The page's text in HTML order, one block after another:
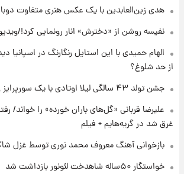
هدی زین‌العابدین با یک عکس هنری متفاوت
نفیسه روشن از «دخترش» انار رونمایی کرد!/ویدیو
الهام حمیدی با این استایل رنگارنگ در اسپانیا
از حد شلوغ؟
جشن تولد ۴۳ سالگی لیلا اوتادی با یک سورپرایز ویژه + فیلم
علیرضا قربانی «گل‌های باران خورده» را خواند/ رفتی
غرق شد در گریه‌هایم + فیلم
بازخوانی آهنگ معروف محمد نوری توسط غزل
خواستگار ۵۰ساله شاهدخت لئونور بازداشت شد